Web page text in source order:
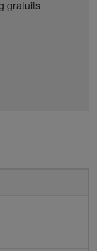
gratuits